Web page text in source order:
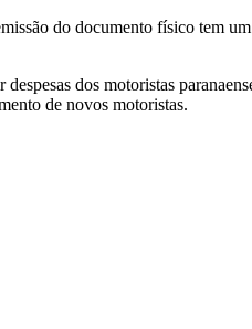
do documento físico tem
dos motoristas
de novos motoristas.